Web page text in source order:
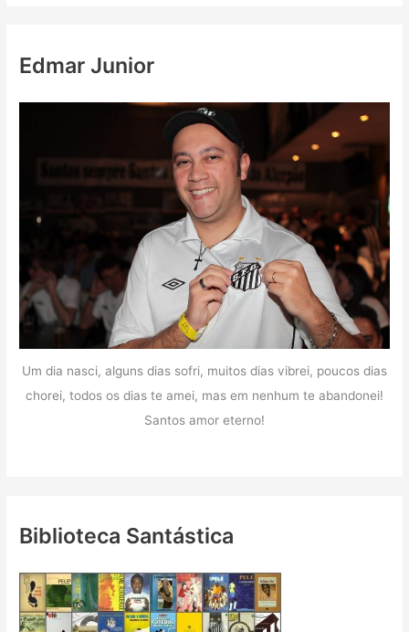
Edmar Junior
Um dia nasci, alguns dias sofri, muitos dias vibrei, poucos dias
chorei, todos os dias te amei, mas em nenhum te abandonei!
Santos amor eterno!
Biblioteca Santástica